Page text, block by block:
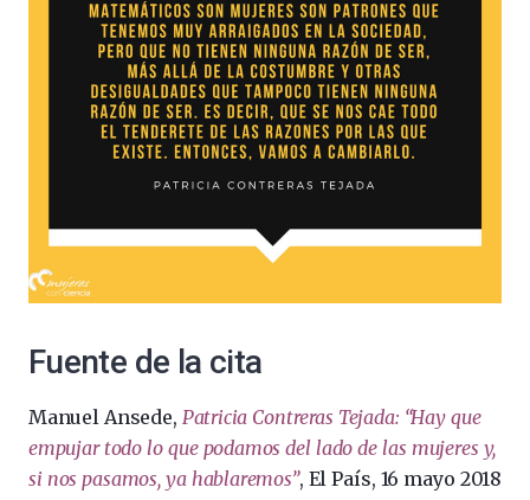
Fuente de la cita
Manuel Ansede, Patricia Contreras Tejada: “Hay que
empujar todo lo que podamos del lado de las mujeres y,
si nos pasamos, ya hablaremos”, El País, 16 mayo 2018